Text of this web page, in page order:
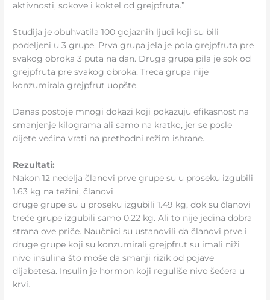
aktivnosti, sokove i koktel od grejpfruta.”
Studija je obuhvatila 100 gojaznih ljudi koji su bili
podeljeni u 3 grupe. Prva grupa jela je pola grejpfruta pre
svakog obroka 3 puta na dan. Druga grupa pila je sok od
grejpfruta pre svakog obroka. Treca grupa nije
konzumirala grejpfrut uopšte.
Danas postoje mnogi dokazi koji pokazuju efikasnost na
smanjenje kilograma ali samo na kratko, jer se posle
dijete većina vrati na prethodni režim ishrane.
Rezultati:
Nakon 12 nedelja članovi prve grupe su u proseku izgubili
1.63 kg na težini, članovi
druge grupe su u proseku izgubili 1.49 kg, dok su članovi
treće grupe izgubili samo 0.22 kg. Ali to nije jedina dobra
strana ove priče. Naučnici su ustanovili da članovi prve i
druge grupe koji su konzumirali grejpfrut su imali niži
nivo insulina što moše da smanji rizik od pojave
dijabetesa. Insulin je hormon koji reguliše nivo šećera u
krvi.